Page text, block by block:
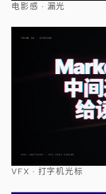
电影感 · 漏光
VFX · 打字机光标